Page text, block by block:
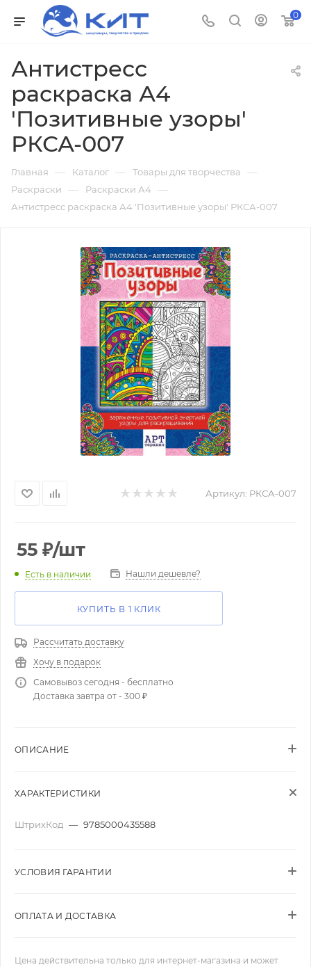
0
Антистресс
раскраска А4
'Позитивные узоры'
РКСА-007
Главная — Каталог — Товары для творчества —
Раскраски — Раскраски А4 —
Антистресс раскраска А4 'Позитивные узоры' РКСА-007
Артикул: РКСА-007
55 ₽/шт
Есть в наличии Нашли дешевле?
КУПИТЬ В 1 КЛИК
Рассчитать доставку
Хочу в подарок
Самовывоз сегодня - бесплатно
Доставка завтра от - 300 ₽
ОПИСАНИЕ
ХАРАКТЕРИСТИКИ
ШтрихКод — 9785000435588
УСЛОВИЯ ГАРАНТИИ
ОПЛАТА И ДОСТАВКА
Цена действительна только для интернет-магазина и может